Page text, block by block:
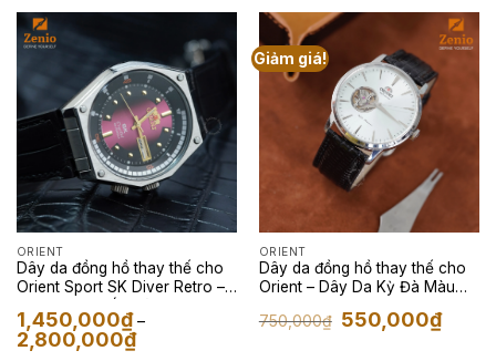
ORIENT
Dây da đồng hồ thay thế cho
Orient Sport SK Diver Retro –
1,450,000₫ –
2,800,000₫Khoảng
giá:
Giảm giá!
ORIENT
Dây da đồng hồ thay thế cho
Orient – Dây Da Kỳ Đà Màu
750,000₫ Giá
gốc
550,000₫Giá
hiện